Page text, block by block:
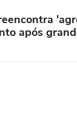
após